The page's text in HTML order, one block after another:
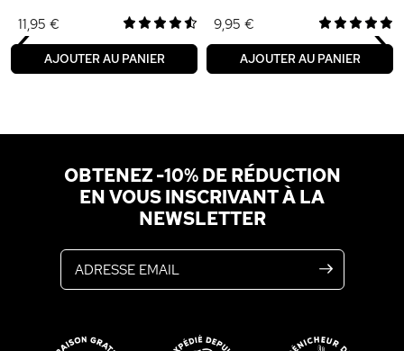
11,95 €
AJOUTER AU PANIER
9,95 €
AJOUTER AU PANIER
‹ ›
OBTENEZ -10% DE RÉDUCTION
EN VOUS INSCRIVANT À LA
NEWSLETTER